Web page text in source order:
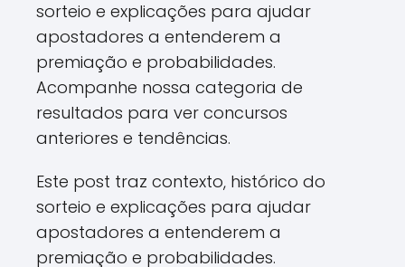
sorteio e explicações para ajudar
apostadores a entenderem a
premiação e probabilidades.
Acompanhe nossa categoria de
resultados para ver concursos
anteriores e tendências.
Este post traz contexto, histórico do
sorteio e explicações para ajudar
apostadores a entenderem a
premiação e probabilidades.